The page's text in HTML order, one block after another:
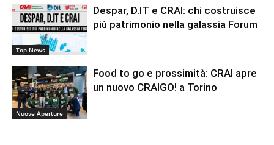
Top News
Despar, D.IT e CRAI: chi costruisce
più patrimonio nella galassia Forum
Nuove Aperture
Food to go e prossimità: CRAI apre
un nuovo CRAIGO! a Torino